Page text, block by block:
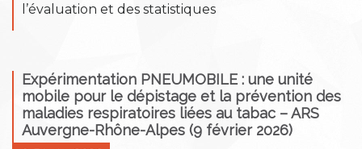
l’évaluation et des statistiques
Expérimentation PNEUMOBILE : une unité
mobile pour le dépistage et la prévention des
maladies respiratoires liées au tabac – ARS
Auvergne-Rhône-Alpes (9 février 2026)